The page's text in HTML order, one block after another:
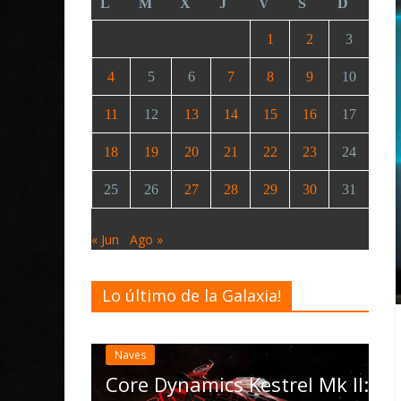
L M X J V S D
1 2 3
4 5 6 7 8 9 10
11 12 13 14 15 16 17
18 19 20 21 22 23 24
25 26 27 28 29 30 31
« Jun Ago »
Lo último de la Galaxia!
Core Dynamics Kestrel Mk II:
Desarrollo
Elite
las